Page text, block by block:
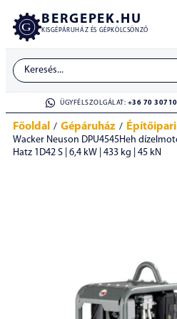
BERGEPEK.HU
KISGÉPÁRUHÁZ ÉS GÉPKÖLCSÖNZŐ
ÜGYFÉLSZOLGÁLAT: +36 70
Főoldal / Gépáruház /
Wacker Neuson DPU4545Heh
Hatz 1D42 S | 6,4 kW | 433 kg | 45 kN